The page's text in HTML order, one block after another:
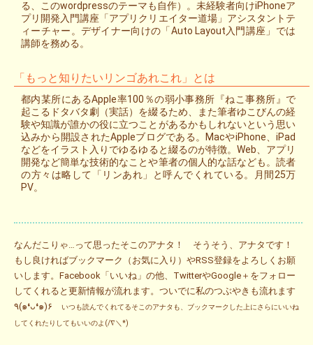
る、このwordpressのテーマも自作）。未経験者向けiPhoneア
プリ開発入門講座「アプリクリエイター道場」アシスタントテ
ィーチャー。デザイナー向けの「Auto Layout入門講座」では
講師を務める。
「もっと知りたいリンゴあれこれ」とは
都内某所にあるApple率100％の弱小事務所『ねこ事務所』で
起こるドタバタ劇（実話）を綴るため、また筆者ゆこびんの経
験や知識が誰かの役に立つことがあるかもしれないという思い
込みから開設されたAppleブログである。MacやiPhone、iPad
などをイラスト入りでゆるゆると綴るのが特徴。Web、アプリ
開発など簡単な技術的なことや筆者の個人的な話なども。読者
の方々は略して「リンあれ」と呼んでくれている。月間25万
PV。
なんだこりゃ…って思ったそこのアナタ！ そうそう、アナタです！
もし良ければブックマーク（お気に入り）やRSS登録をよろしくお願
いします。Facebook「いいね」の他、TwitterやGoogle＋をフォロー
してくれると更新情報が流れます。ついでに私のつぶやきも流れます
٩(๑❛ᴗ❛๑)۶
いつも読んでくれてるそこのアナタも、ブックマークした上にさらにいいね
してくれたりしてもいいのよ(/∇＼*)